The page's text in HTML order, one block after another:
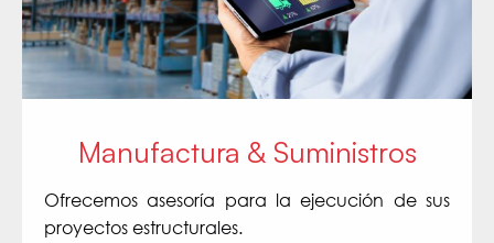
Manufactura & Suministros
Ofrecemos asesoría para la ejecución de sus
proyectos estructurales.